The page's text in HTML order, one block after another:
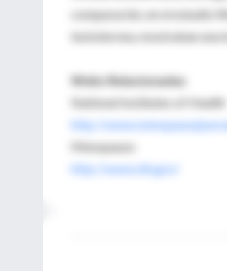
comparación, en el estudio
testoterona, mostraban una
Webs Relacionadas
National Institutes of Health
http://
Menopause
http://www.nih.gov/